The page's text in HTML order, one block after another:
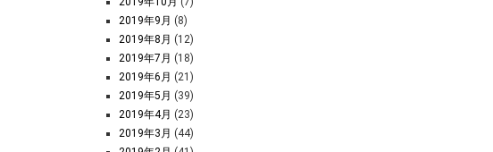
2019年9月 (8)
2019年8月 (12)
2019年7月 (18)
2019年6月 (21)
2019年5月 (39)
2019年4月 (23)
2019年3月 (44)